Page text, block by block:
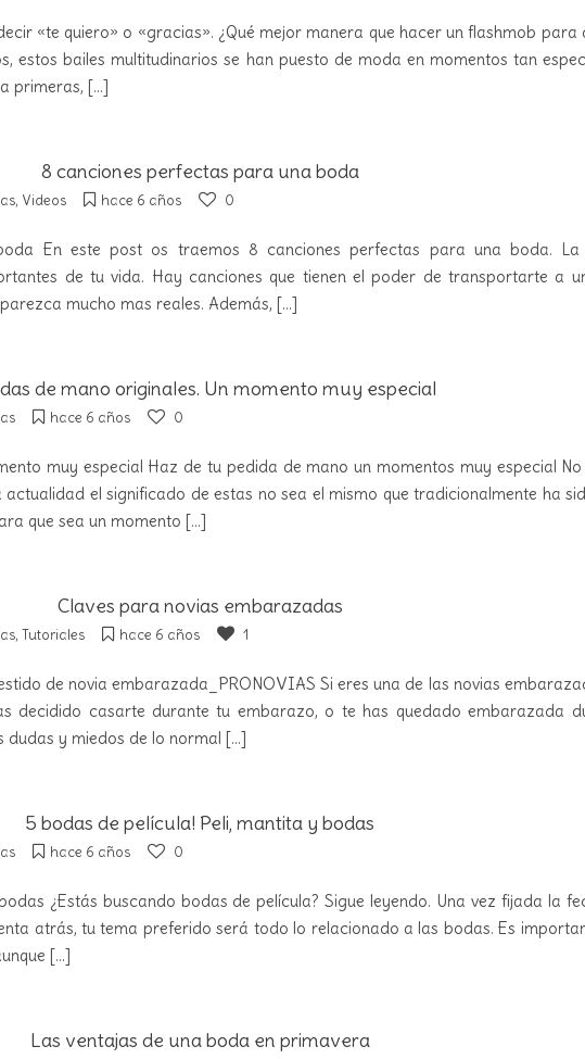
«te quiero» o «gracias». ¿Qué mejor manera que hacer un flashmob para
estos bailes multitudinarios se han puesto de moda en momentos tan
primeras, [...]
8 canciones perfectas para una boda
, Videos hace 6 años 0
En este post os traemos 8 canciones perfectas para una boda. La
de tu vida. Hay canciones que tienen el poder de transportarte a
mucho mas reales. Además, [...]
de mano originales. Un momento muy especial
hace 6 años 0
muy especial Haz de tu pedida de mano un momentos muy especial
el significado de estas no sea el mismo que tradicionalmente ha
que sea un momento [...]
Claves para novias embarazadas
, Tutoriales hace 6 años 1
de novia embarazada_PRONOVIAS Si eres una de las novias
decidido casarte durante tu embarazo, o te has quedado embarazada
dudas y miedos de lo normal [...]
5 bodas de película! Peli, mantita y bodas
hace 6 años 0
¿Estás buscando bodas de película? Sigue leyendo. Una vez fijada la
atrás, tu tema preferido será todo lo relacionado a las bodas. Es
[...]
Las ventajas de una boda en primavera